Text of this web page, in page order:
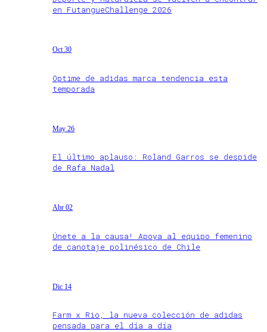
en FutangueChallenge 2026
Oct 30
Optime de adidas marca tendencia esta
temporada
May 26
El último aplauso: Roland Garros se despide
de Rafa Nadal
Abr 02
Únete a la causa! Apoya al equipo femenino
de canotaje polinésico de Chile
Dic 14
Farm x Rio, la nueva colección de adidas
pensada para el día a día